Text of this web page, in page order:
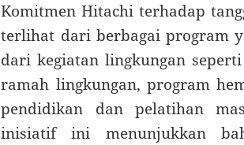
Komitmen Hitachi terhadap
terlihat dari berbagai program
dari kegiatan lingkungan
ramah lingkungan, program
pendidikan dan pelatihan
inisiatif ini menunjukkan